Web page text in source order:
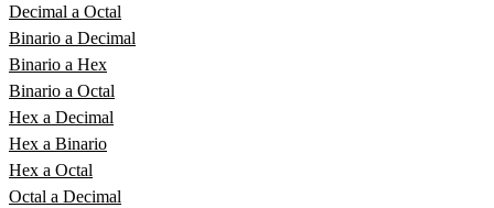
Decimal a Octal
Binario a Decimal
Binario a Hex
Binario a Octal
Hex a Decimal
Hex a Binario
Hex a Octal
Octal a Decimal